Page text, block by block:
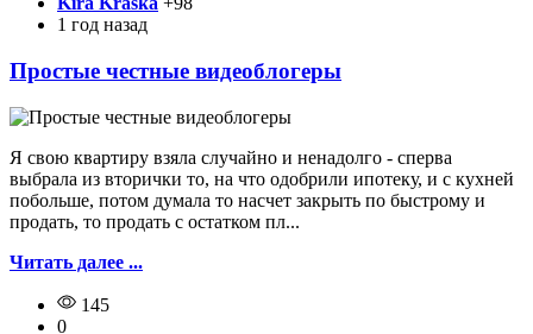
1 год назад
Простые честные видеоблогеры
Я свою квартиру взяла случайно и ненадолго - сперва
выбрала из вторички то, на что одобрили ипотеку, и с кухней
побольше, потом думала то насчет закрыть по быстрому и
продать, то продать с остатком пл...
Читать далее ...
145
0